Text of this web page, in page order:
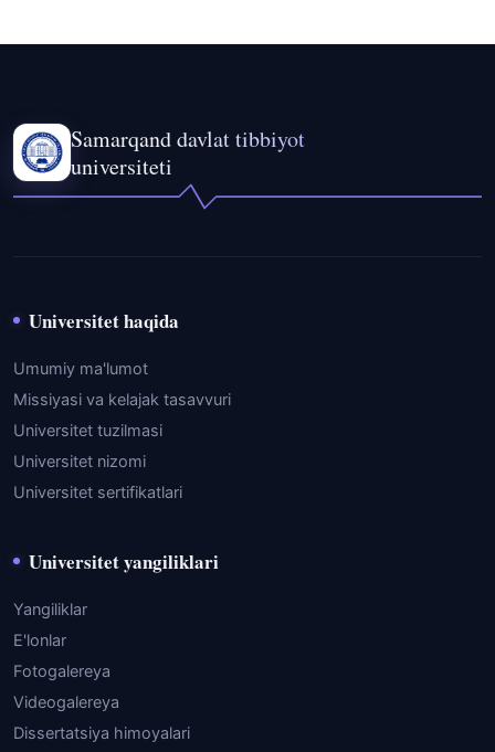
Samarqand davlat tibbiyot
universiteti
Universitet haqida
Umumiy ma'lumot
Missiyasi va kelajak tasavvuri
Universitet tuzilmasi
Universitet nizomi
Universitet sertifikatlari
Universitet yangiliklari
Yangiliklar
E'lonlar
Fotogalereya
Videogalereya
Dissertatsiya himoyalari